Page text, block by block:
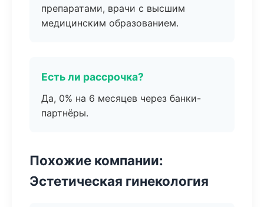
препаратами, врачи с высшим
медицинским образованием.
Есть ли рассрочка?
Да, 0% на 6 месяцев через банки-
партнёры.
Похожие компании:
Эстетическая гинекология